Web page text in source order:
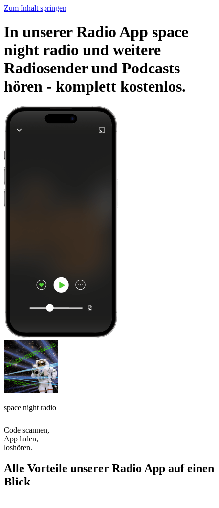
Zum Inhalt springen
In unserer Radio App space
night radio und weitere
Radiosender und Podcasts
hören - komplett kostenlos.
space night radio
Code scannen,
App laden,
loshören.
Alle Vorteile unserer Radio App auf einen
Blick